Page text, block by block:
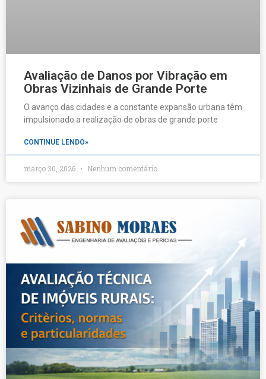
Avaliação de Danos por Vibração em
Obras Vizinhais de Grande Porte
O avanço das cidades e a constante expansão urbana têm
impulsionado a realização de obras de grande porte
CONTINUE LENDO»
março 30, 2026 Nenhum comentário